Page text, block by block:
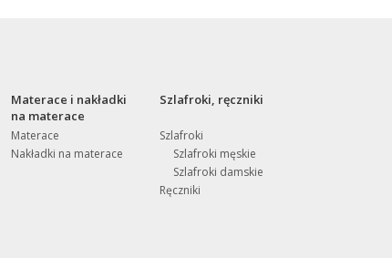
Materace i nakładki
na materace
Materace
Nakładki na materace
Szlafroki, ręczniki
Szlafroki
Szlafroki męskie
Szlafroki damskie
Ręczniki